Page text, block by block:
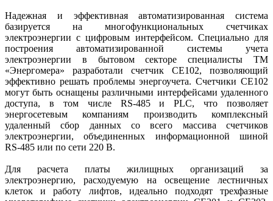
Надежная и эффективная автоматизированная система
базируется на многофункциональных счетчиках
электроэнергии с цифровым интерфейсом. Специально для
построения автоматизированной системы учета
электроэнергии в бытовом секторе специалисты ТМ
«Энергомера» разработали счетчик СЕ102, позволяющий
эффективно решать проблемы энергоучета. Счетчики СЕ102
могут быть оснащены различными интерфейсами удаленного
доступа, в том числе RS‑485 и PLC, что позволяет
энергосетевым компаниям производить комплексный
удаленный сбор данных со всего массива счетчиков
электроэнергии, объединенных информационной шиной
RS‑485 или по сети 220 В.
Для расчета платы жилищных организаций за
электроэнергию, расходуемую на освещение лестничных
клеток и работу лифтов, идеально подходят трехфазные